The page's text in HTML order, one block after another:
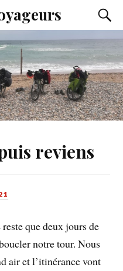
reviens
que deux jours de
notre tour. Nous
air et l’itinérance vont